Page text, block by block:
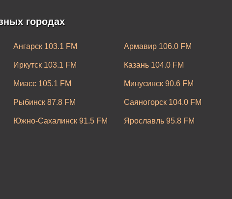
городах
Ангарск 103.1 FM Армавир 106.0 FM
Иркутск 103.1 FM Казань 104.0 FM
Миасс 105.1 FM Минусинск 90.6 FM
Рыбинск 87.8 FM Саяногорск 104.0 FM
Южно-Сахалинск 91.5 FM Ярославль 95.8 FM